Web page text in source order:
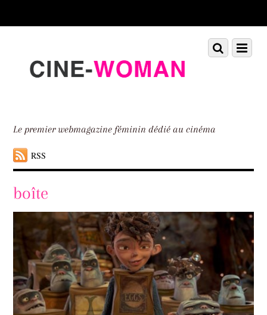
down
Le premier webmagazine féminin dédié au cinéma
RSS
Menu
Scroll
down
boîte